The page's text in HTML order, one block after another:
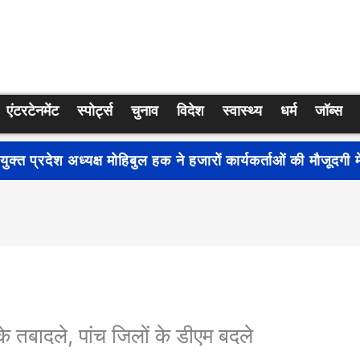
एंटरटेनमेंट स्पोर्ट्स चुनाव विदेश स्वास्थ्य धर्म जॉब्स
जागरूकता बढ़ाने के लिए देशभर में शुरू हुआ नुक्कड़ नाटक
पांच जिलों के डीएम बदले